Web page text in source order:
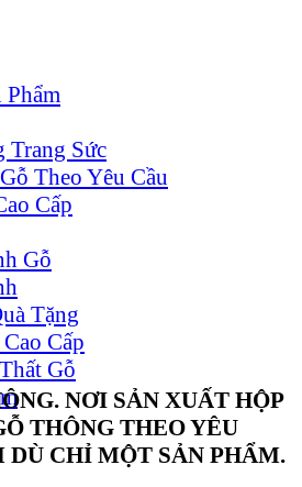
Phẩm
Sức
Theo Yêu Cầu
Cấp
Gỗ
Tặng
Cấp
Gỗ
NƠI SẢN XUẤT HỘP
THÔNG THEO YÊU
DÙ CHỈ MỘT SẢN PHẨM.